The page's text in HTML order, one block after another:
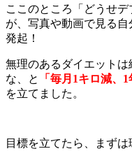
ここのところ「どうせ
が、写真や動画で見る
発起！
無理のあるダイエット
な、と
「毎月1キロ減、
を立てました。
目標を立てたら、まずは